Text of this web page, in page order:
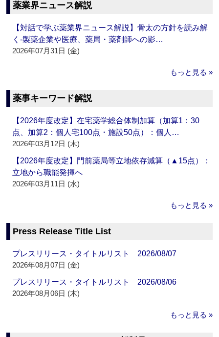
薬業界ニュース解説
【対話で学ぶ薬業界ニュース解説】骨太の方針を読み解
く‐製薬企業や医療、薬局・薬剤師への影…
2026年07月31日 (金)
もっと見る »
薬事キーワード解説
【2026年度改定】在宅薬学総合体制加算（加算1：30
点、加算2：個人宅100点・施設50点）：個人…
2026年03月12日 (木)
【2026年度改定】門前薬局等立地依存減算（▲15点）：
立地から職能発揮へ
2026年03月11日 (水)
もっと見る »
Press Release Title List
プレスリリース・タイトルリスト 2026/08/07
2026年08月07日 (金)
プレスリリース・タイトルリスト 2026/08/06
2026年08月06日 (木)
もっと見る »